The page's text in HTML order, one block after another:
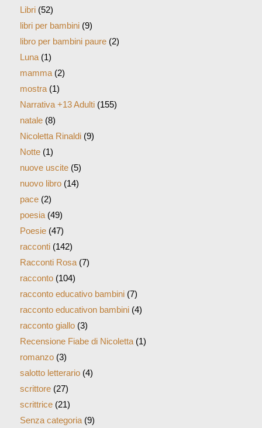
Libri(52)
libri per bambini(9)
libro per bambini paure(2)
Luna(1)
mamma(2)
mostra(1)
Narrativa +13 Adulti(155)
natale(8)
Nicoletta Rinaldi(9)
Notte(1)
nuove uscite(5)
nuovo libro(14)
pace(2)
poesia(49)
Poesie(47)
racconti(142)
Racconti Rosa(7)
racconto(104)
racconto educativo bambini(7)
racconto educativon bambini(4)
racconto giallo(3)
Recensione Fiabe di Nicoletta(1)
romanzo(3)
salotto letterario(4)
scrittore(27)
scrittrice(21)
Senza categoria(9)